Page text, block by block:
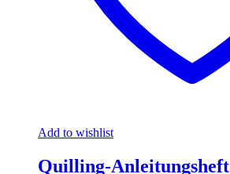
Add to wishlist
Quilling-Anleitungsheft